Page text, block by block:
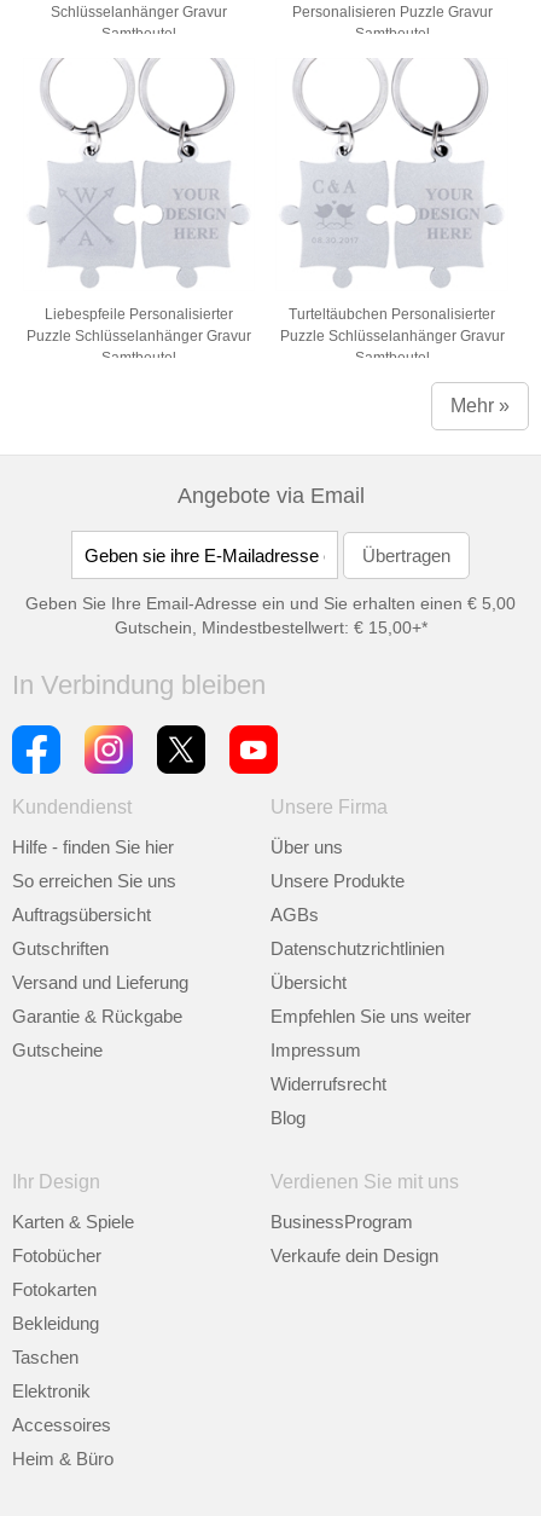
Schlüsselanhänger Gravur
Samtbeutel
Personalisieren Puzzle Gravur
Samtbeutel
Liebespfeile Personalisierter
Puzzle Schlüsselanhänger Gravur
Samtbeutel
Turteltäubchen Personalisierter
Puzzle Schlüsselanhänger Gravur
Samtbeutel
Mehr »
Angebote via Email
Geben Sie Ihre Email-Adresse ein und Sie erhalten einen € 5,00
Gutschein, Mindestbestellwert: € 15,00+*
In Verbindung bleiben
Kundendienst
Hilfe - finden Sie hier
So erreichen Sie uns
Auftragsübersicht
Gutschriften
Versand und Lieferung
Garantie & Rückgabe
Gutscheine
Unsere Firma
Über uns
Unsere Produkte
AGBs
Datenschutzrichtlinien
Übersicht
Empfehlen Sie uns weiter
Impressum
Widerrufsrecht
Blog
Ihr Design
Karten & Spiele
Fotobücher
Fotokarten
Bekleidung
Taschen
Elektronik
Accessoires
Heim & Büro
Verdienen Sie mit uns
BusinessProgram
Verkaufe dein Design